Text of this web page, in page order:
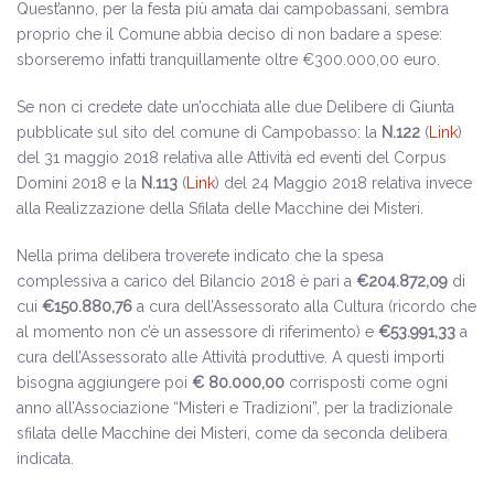
Quest’anno, per la festa più amata dai campobassani, sembra
proprio che il Comune abbia deciso di non badare a spese:
sborseremo infatti tranquillamente oltre €300.000,00 euro.
Se non ci credete date un’occhiata alle due Delibere di Giunta
pubblicate sul sito del comune di Campobasso: la N.122 ( Link)
del 31 maggio 2018 relativa alle Attività ed eventi del Corpus
Domini 2018 e la N.113 ( Link) del 24 Maggio 2018 relativa invece
alla Realizzazione della Sfilata delle Macchine dei Misteri.
Nella prima delibera troverete indicato che la spesa
complessiva a carico del Bilancio 2018 è pari a €204.872,09 di
cui €150.880,76 a cura dell’Assessorato alla Cultura (ricordo che
al momento non c’è un assessore di riferimento) e €53.991,33 a
cura dell’Assessorato alle Attività produttive. A questi importi
bisogna aggiungere poi € 80.000,00 corrisposti come ogni
anno all’Associazione “Misteri e Tradizioni”, per la tradizionale
sfilata delle Macchine dei Misteri, come da seconda delibera
indicata.